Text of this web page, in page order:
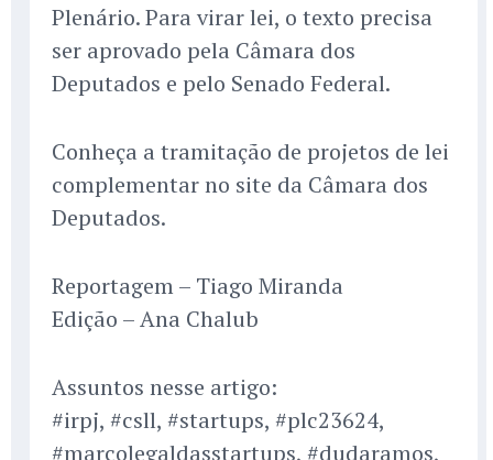
Plenário. Para virar lei, o texto precisa
ser aprovado pela Câmara dos
Deputados e pelo Senado Federal.
Conheça a tramitação de projetos de lei
complementar no site da Câmara dos
Deputados.
Reportagem – Tiago Miranda
Edição – Ana Chalub
Assuntos nesse artigo:
#irpj, #csll, #startups, #plc23624,
#marcolegaldasstartups, #dudaramos,